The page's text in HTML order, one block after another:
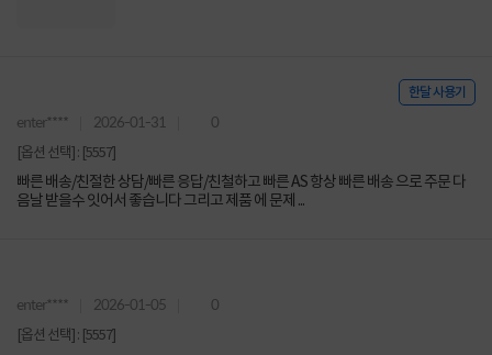
한달 사용기
enter**** 2026-01-31 0
[옵션 선택] : [5557]
빠른 배송/친절한 상담/빠른 응답/친철하고 빠른 AS 항상 빠른 배송 으로 주문 다
음날 받을수 잇어서 좋습니다 그리고 제품 에 문제 ...
enter**** 2026-01-05 0
[옵션 선택] : [5557]